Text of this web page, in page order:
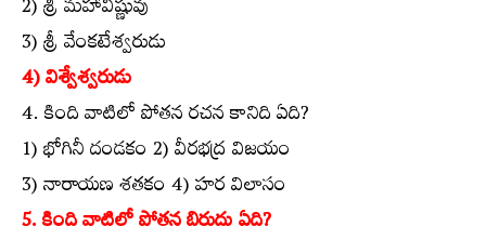
2) శ్రీ మహావిష్ణువు
3) శ్రీ వేంకటేశ్వరుడు
4) విశ్వేశ్వరుడు
4. కింది వాటిలో పోతన రచన కానిది ఏది?
1) భోగినీ దండకం 2) వీరభద్ర విజయం
3) నారాయణ శతకం 4) హర విలాసం
5. కింది వాటిలో పోతన బిరుదు ఏది?